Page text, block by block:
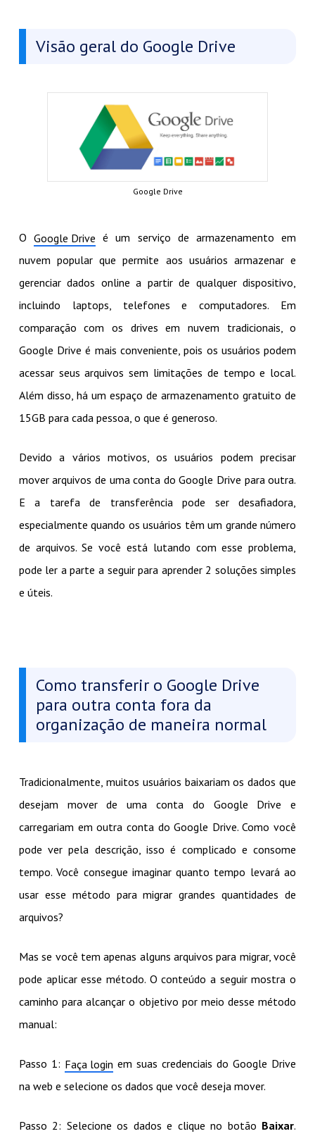
Visão geral do Google Drive
Google Drive
OGoogle Drive é um serviço de armazenamento em
nuvem popular que permite aos usuários armazenar e
gerenciar dados online a partir de qualquer dispositivo,
incluindo laptops, telefones e computadores. Em
comparação com os drives em nuvem tradicionais, o
Google Drive é mais conveniente, pois os usuários podem
acessar seus arquivos sem limitações de tempo e local.
Além disso, há um espaço de armazenamento gratuito de
15GB para cada pessoa, o que é generoso.
Devido a vários motivos, os usuários podem precisar
mover arquivos de uma conta do Google Drive para outra.
E a tarefa de transferência pode ser desafiadora,
especialmente quando os usuários têm um grande número
de arquivos. Se você está lutando com esse problema,
pode ler a parte a seguir para aprender 2 soluções simples
e úteis.
Como transferir o Google Drive
para outra conta fora da
organização de maneira normal
Tradicionalmente, muitos usuários baixariam os dados que
desejam mover de uma conta do Google Drive e
carregariam em outra conta do Google Drive. Como você
pode ver pela descrição, isso é complicado e consome
tempo. Você consegue imaginar quanto tempo levará ao
usar esse método para migrar grandes quantidades de
arquivos?
Mas se você tem apenas alguns arquivos para migrar, você
pode aplicar esse método. O conteúdo a seguir mostra o
caminho para alcançar o objetivo por meio desse método
manual:
Passo 1: Faça login em suas credenciais do Google Drive
na web e selecione os dados que você deseja mover.
Passo 2: Selecione os dados e clique no botão Baixar.